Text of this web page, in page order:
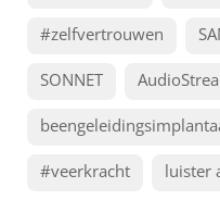
#zelfvertrouwen
SONNET
#veerkracht luister